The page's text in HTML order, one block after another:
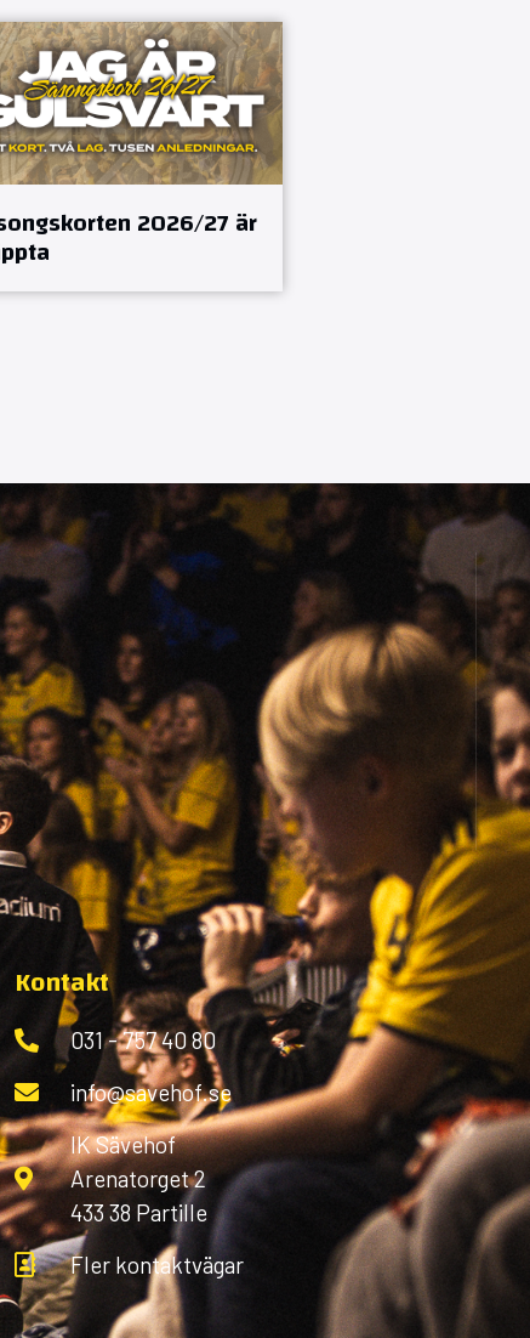
2026/27 är
Kontakt
031 - 757 40 80
info@savehof.se
IK Sävehof
Arenatorget 2
433 38 Partille
Fler kontaktvägar